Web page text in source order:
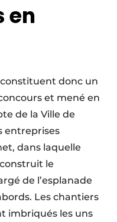
en
donc un
et mené en
de la Ville de
entreprises
dans laquelle
le
de l’esplanade
Les chantiers
imbriqués les uns